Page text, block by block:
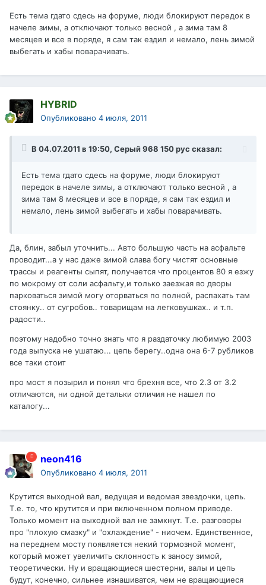
Есть тема гдато сдесь на форуме, люди блокируют передок в
начеле зимы, а отключают только весной , а зима там 8
месяцев и все в поряде, я сам так ездил и немало, лень зимой
выбегать и хабы поварачивать.
HYBRID
Опубликовано 4 июля, 2011
В 04.07.2011 в 19:50, Серый 968 150 рус сказал:
Есть тема гдато сдесь на форуме, люди блокируют
передок в начеле зимы, а отключают только весной , а
зима там 8 месяцев и все в поряде, я сам так ездил и
немало, лень зимой выбегать и хабы поварачивать.
Да, блин, забыл уточнить... Авто большую часть на асфальте
проводит...а у нас даже зимой слава богу чистят основные
трассы и реагенты сыпят, получается что процентов 80 я езжу
по мокрому от соли асфальту,и только заезжая во дворы
парковаться зимой могу оторваться по полной, распахать там
стоянку.. от сугробов.. товарищам на легковушках.. и т.п.
радости..
поэтому надобно точно знать что я раздаточку любимую 2003
года выпуска не ушатаю... цепь берегу..одна она 6-7 рубликов
все таки стоит
про мост я позырил и понял что брехня все, что 2.3 от 3.2
отличаются, ни одной детальки отличия не нашел по
каталогу...
neon416
Опубликовано 4 июля, 2011
Крутится выходной вал, ведущая и ведомая звездочки, цепь.
Т.е. то, что крутится и при включенном полном приводе.
Только момент на выходной вал не замкнут. Т.е. разговоры
про "плохую смазку" и "охлаждение" - ниочем. Единственное,
на переднем мосту появляется некий тормозной момент,
который может увеличить склонность к заносу зимой,
теоретически. Ну и вращающиеся шестерни, валы и цепь
будут, конечно, сильнее изнашиватся, чем не вращающиеся